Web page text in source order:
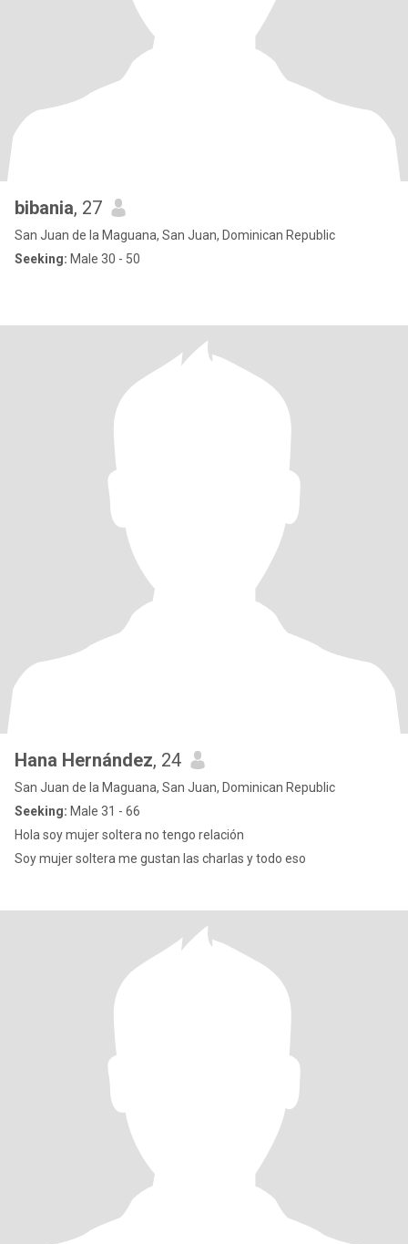
bibania, 27
San Juan de la Maguana, San Juan, Dominican Republic
Seeking: Male 30 - 50
Hana Hernández, 24
San Juan de la Maguana, San Juan, Dominican Republic
Seeking: Male 31 - 66
Hola soy mujer soltera no tengo relación
Soy mujer soltera me gustan las charlas y todo eso